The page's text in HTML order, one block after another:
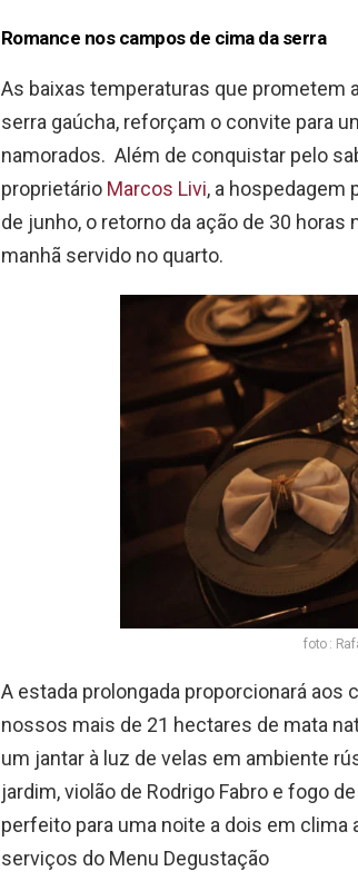
Romance nos campos de cima da serra
As baixas temperaturas que prometem
serra gaúcha, reforçam o convite para
namorados. Além de conquistar pelo
proprietário Marcos Livi, a hospedagem
de junho, o retorno da ação de 30 horas
manhã servido no quarto.
foto :
A estada prolongada proporcionará
nossos mais de 21 hectares de mata
um jantar à luz de velas em ambiente
jardim, violão de Rodrigo Fabro e fogo
perfeito para uma noite a dois em clima
serviços do Menu Degustação